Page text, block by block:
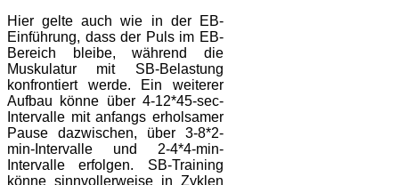
Hier gelte auch wie in der EB-
Einführung, dass der Puls im EB-
Bereich bleibe, während die
Muskulatur mit SB-Belastung
konfrontiert werde. Ein weiterer
Aufbau könne über 4-12*45-sec-
Intervalle mit anfangs erholsamer
Pause dazwischen, über 3-8*2-
min-Intervalle und 2-4*4-min-
Intervalle erfolgen. SB-Training
könne sinnvollerweise in Zyklen